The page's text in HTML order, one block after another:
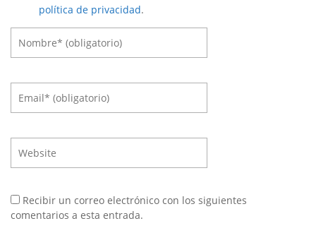
política de privacidad.
Recibir un correo electrónico con los siguientes
comentarios a esta entrada.